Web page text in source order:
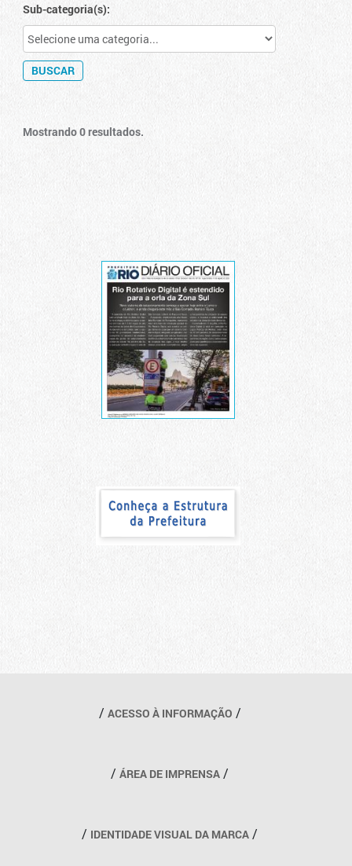
Sub-categoria(s):
Mostrando 0 resultados.
Outros links
ACESSO À INFORMAÇÃO
ÁREA DE IMPRENSA
IDENTIDADE VISUAL DA MARCA